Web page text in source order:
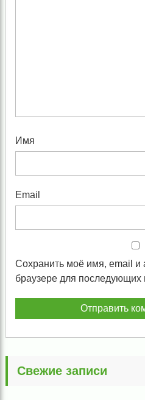
Имя
Email
Сохранить моё имя, email и
браузере для последующих
Свежие записи